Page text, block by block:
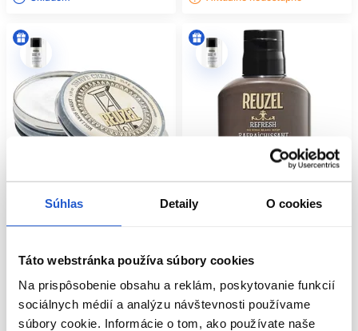
Súhlas Detaily O cookies
Táto webstránka používa súbory cookies
Na prispôsobenie obsahu a reklám, poskytovanie funkcií
sociálnych médií a analýzu návštevnosti používame
súbory cookie. Informácie o tom, ako používate naše
Reuzel Shave Cream krém na
Reuzel
Kadernícke potreby
Reuzel Refresh bezoplachový
Reuzel
Kadernícke potreby